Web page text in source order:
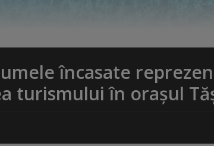
încasate
turismului în orașul